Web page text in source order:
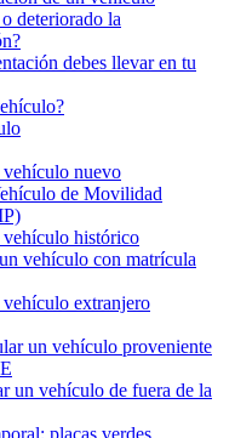
deteriorado la
debes llevar en tu
nuevo
de Movilidad
histórico
vehículo con matrícula
extranjero
un vehículo proveniente
un vehículo de fuera de la